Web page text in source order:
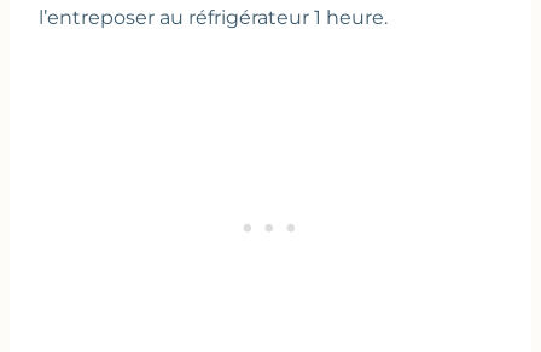
l’entreposer au réfrigérateur 1 heure.